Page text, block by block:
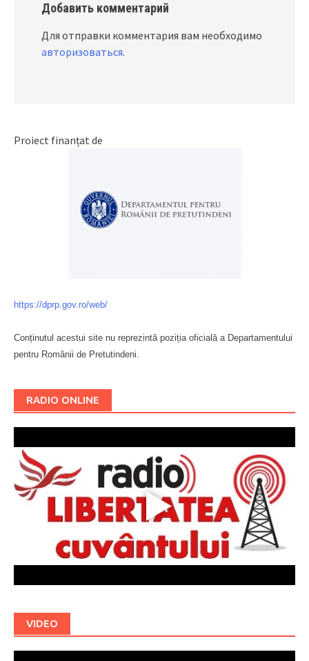
Добавить комментарий
Для отправки комментария вам необходимо
авторизоваться.
Proiect finanțat de
https://dprp.gov.ro/web/
Conținutul acestui site nu reprezintă poziția oficială a Departamentului
pentru Românii de Pretutindeni.
RADIO ONLINE
VIDEO